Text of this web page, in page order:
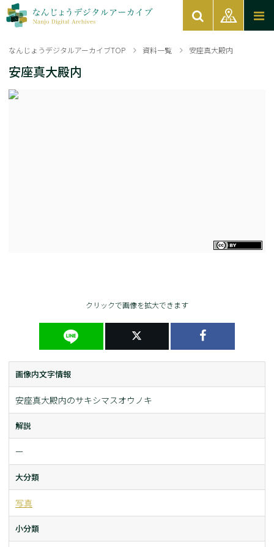
なんじょうデジタルアーカイブTOP 資料一覧 安座真大殿内
安座真大殿内
クリックで画像を拡大できます
画像内文字情報
安座真大殿内のサキシマスオウノキ
解説
ー
大分類
写真
小分類